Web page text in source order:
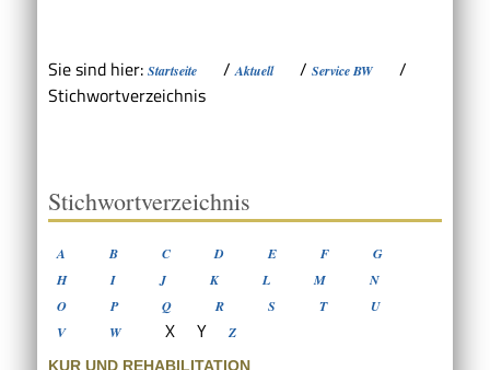
Sie sind hier: Startseite /Aktuell / Service BW
/
Stichwortverzeichnis
Stichwortverzeichnis
A B C D E F
G
H
I J K L M
N
O
P Q R S T
U
V
W X Y Z
KUR UND REHABILITATION